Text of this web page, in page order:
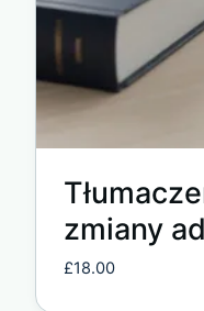
zmiany
£18.00